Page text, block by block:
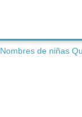
Nombres de niñas